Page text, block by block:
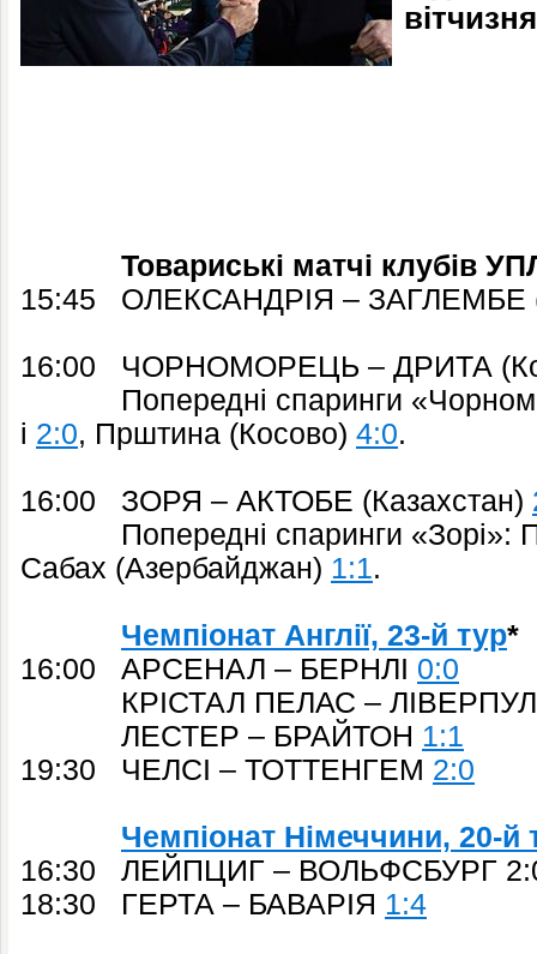
Товариські матчі клубів
15:45 ОЛЕКСАНДРІЯ – ЗАГЛЕМБЕ
16:00 ЧОРНОМОРЕЦЬ – ДРИТА
Попередні спаринги
і 2:0, Прштина (Косово) 4:0.
16:00 ЗОРЯ – АКТОБЕ (Казахстан)
Попередні спаринги «Зорі»:
Сабах (Азербайджан) 1:1.
Чемпіонат Англії, 23-й тур*
16:00 АРСЕНАЛ – БЕРНЛІ 0:0
КРІСТАЛ ПЕЛАС –
ЛЕСТЕР – БРАЙТОН 1:1
19:30 ЧЕЛСІ – ТОТТЕНГЕМ 2:0
Чемпіонат Німеччини, 20-й
16:30 ЛЕЙПЦИГ – ВОЛЬФСБУРГ
18:30 ГЕРТА – БАВАРІЯ 1:4